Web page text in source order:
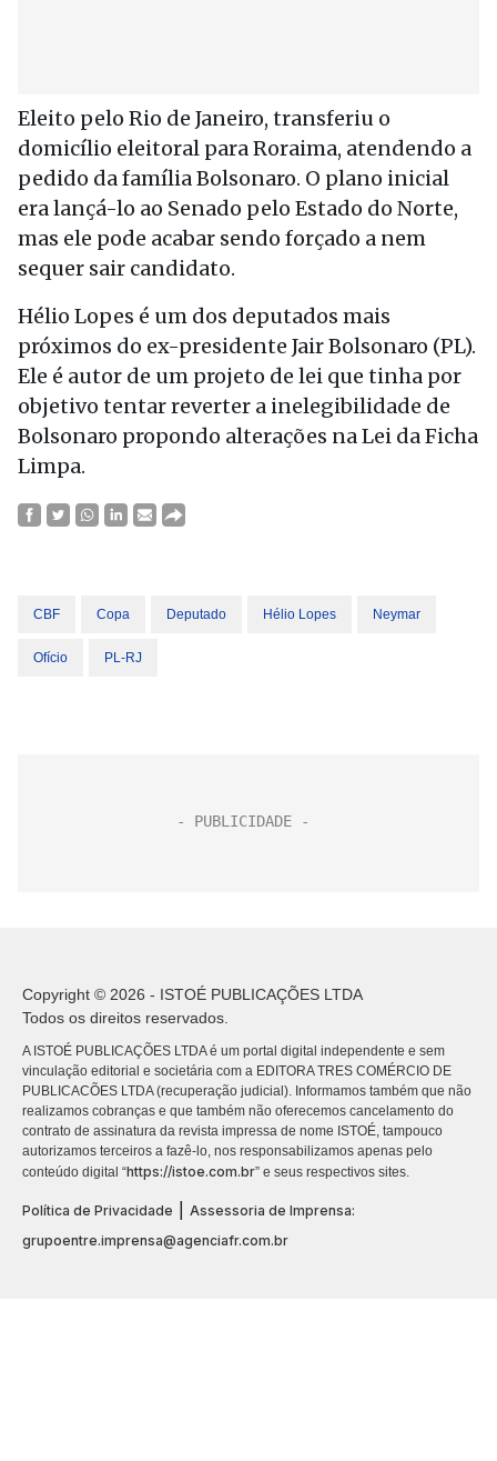
Eleito pelo Rio de Janeiro, transferiu o
domicílio eleitoral para Roraima, atendendo a
pedido da família Bolsonaro. O plano inicial
era lançá-lo ao Senado pelo Estado do Norte,
mas ele pode acabar sendo forçado a nem
sequer sair candidato.
Hélio Lopes é um dos deputados mais
próximos do ex-presidente Jair Bolsonaro (PL).
Ele é autor de um projeto de lei que tinha por
objetivo tentar reverter a inelegibilidade de
Bolsonaro propondo alterações na Lei da Ficha
Limpa.
CBF Copa Deputado Hélio Lopes Neymar
Ofício PL-RJ
Copyright © 2026 - ISTOÉ PUBLICAÇÕES LTDA
Todos os direitos reservados.
A ISTOÉ PUBLICAÇÕES LTDA é um portal digital independente e sem
vinculação editorial e societária com a EDITORA TRES COMÉRCIO DE
PUBLICACÕES LTDA (recuperação judicial). Informamos também que não
realizamos cobranças e que também não oferecemos cancelamento do
contrato de assinatura da revista impressa de nome ISTOÉ, tampouco
autorizamos terceiros a fazê-lo, nos responsabilizamos apenas pelo
conteúdo digital “https://istoe.com.br” e seus respectivos sites.
Política de Privacidade
Assessoria de Imprensa:
grupoentre.imprensa@agenciafr.com.br